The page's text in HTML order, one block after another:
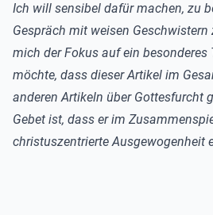
Ich will sensibel dafür machen, zu
Gespräch mit weisen
mich der Fokus auf ein besonderes
möchte, dass dieser Artikel im
anderen Artikeln über Gottesfurcht
Gebet ist, dass er im
christuszentrierte Ausgewogenheit